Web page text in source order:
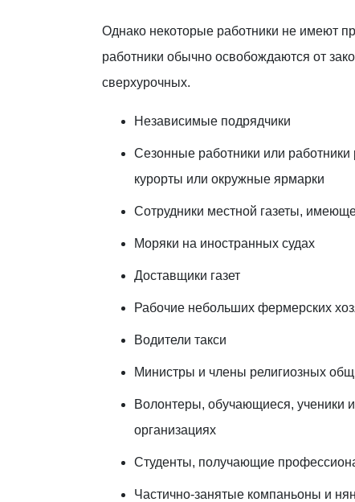
Однако некоторые работники не имеют
работники обычно освобождаются от
сверхурочных.
Независимые подрядчики
Сезонные работники или
курорты или окружные ярмарки
Сотрудники местной газеты,
Моряки на иностранных судах
Доставщики газет
Рабочие небольших фермерских
Водители такси
Министры и члены религиозных
Волонтеры, обучающиеся, ученики
организациях
Студенты, получающие
Частично-занятые компаньоны и